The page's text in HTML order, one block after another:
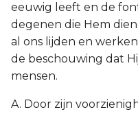
eeuwig leeft en de
degenen die Hem
al ons lijden en
de beschouwing dat
mensen.
A. Door zijn